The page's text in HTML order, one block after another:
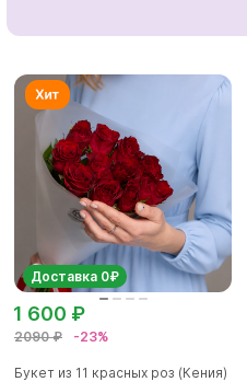
Доставка 0₽
2090 ₽ -23%
1 600 ₽
Букет из 11 красных роз (Кения)